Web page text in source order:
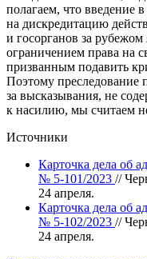
полагаем, что введение в
на дискредитацию
и госорганов за
ограничением права на
призванным подавить
Поэтому преследование
за высказывания, не
к насилию, мы считаем
Источники
Карточка дела об
№ 5-101/2023 //
24 апреля.
Карточка дела об
№ 5-102/2023 //
24 апреля.